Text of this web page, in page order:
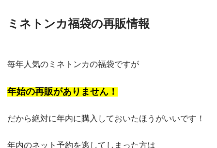
ミネトンカ福袋の再販情報
毎年人気のミネトンカの福袋ですが
年始の再販がありません！
だから絶対に年内に購入しておいたほうがいいです！
年内のネット予約を逃してしまった方は